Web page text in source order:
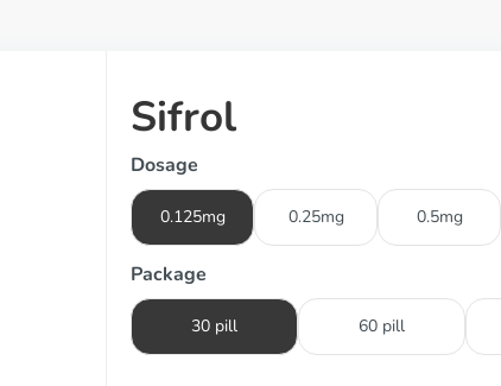
Sifrol
Dosage
0.125mg 0.25mg 0.5mg
Package
30 pill 60 pill